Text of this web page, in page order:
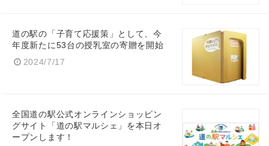
道の駅の「子育て応援策」として、今
年度新たに53台の授乳室の寄贈を開始
2024/7/17
全国道の駅公式オンラインショッピン
グサイト「道の駅マルシェ」を本日オ
ープンします！